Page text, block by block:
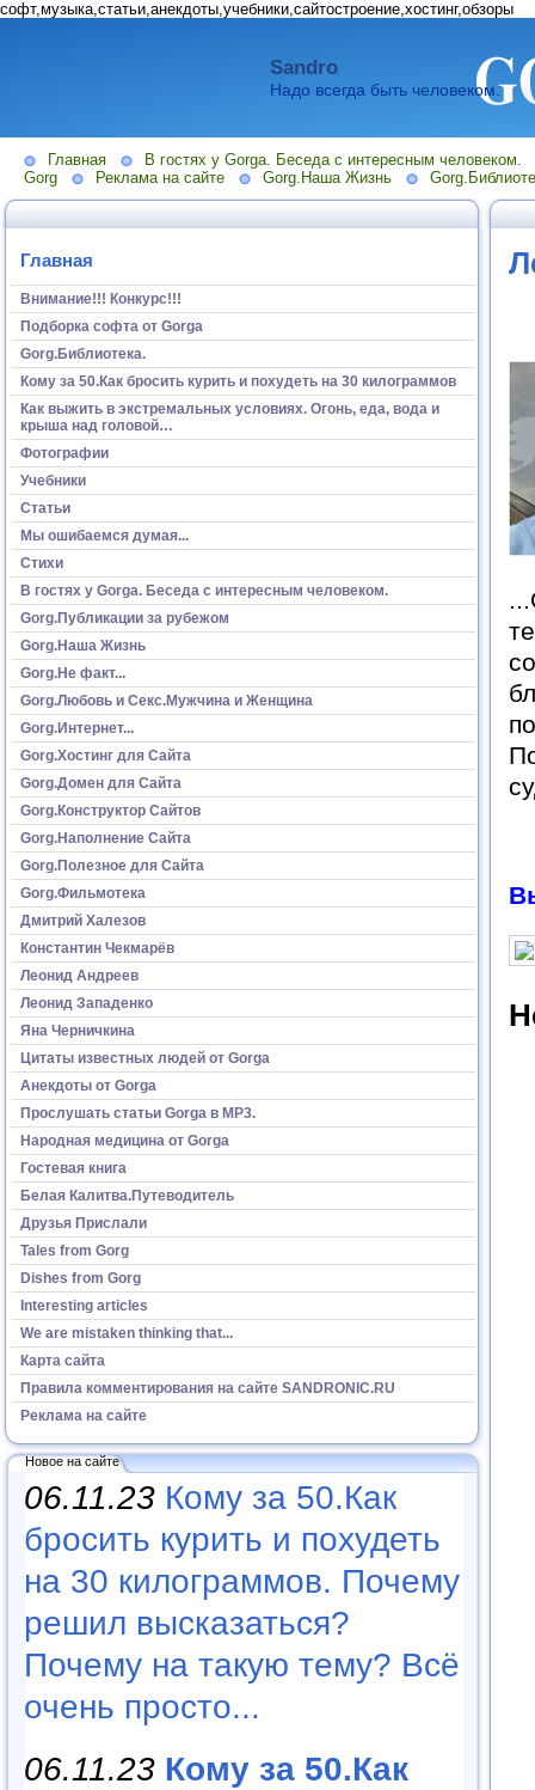
софт,музыка,статьи,анекдоты,учебники,сайтостроение,хостинг,обзоры
Sandro
Надо всегда быть человеком.
Главная
В гостях у Gorga. Беседа с интересным человеком.
Gorg
Реклама на сайте Gorg.Наша Жизнь
Главная
Внимание!!! Конкурс!!!
Подборка софта от Gorga
Gorg.Библиотека.
Кому за 50.Как бросить курить и похудеть на 30 килограммов
Как выжить в экстремальных условиях. Огонь, еда, вода и
крыша над головой…
Фотографии
Учебники
Статьи
Мы ошибаемся думая...
Стихи
В гостях у Gorga. Беседа с интересным человеком.
Gorg.Публикации за рубежом
Gorg.Наша Жизнь
Gorg.Не факт...
Gorg.Любовь и Секс.Мужчина и Женщина
Gorg.Интернет...
Gorg.Хостинг для Сайта
Gorg.Домен для Сайта
Gorg.Конструктор Сайтов
Gorg.Наполнение Сайта
Gorg.Полезное для Сайта
Gorg.Фильмотека
Дмитрий Халезов
Константин Чекмарёв
Леонид Андреев
Леонид Западенко
Яна Черничкина
Цитаты известных людей от Gorga
Анекдоты от Gorga
Прослушать статьи Gorga в МР3.
Народная медицина от Gorga
Гостевая книга
Белая Калитва.Путеводитель
Друзья Прислали
Tales from Gorg
Dishes from Gorg
Interesting articles
We are mistaken thinking that...
Карта сайта
Правила комментирования на сайте SANDRONIC.RU
Реклама на сайте
Новое на сайте
06.11.23 Кому за 50.Как
бросить курить и похудеть
на 30 килограммов. Почему
решил высказаться?
Почему на такую тему? Всё
очень просто...
06.11.23 Кому за 50.Как